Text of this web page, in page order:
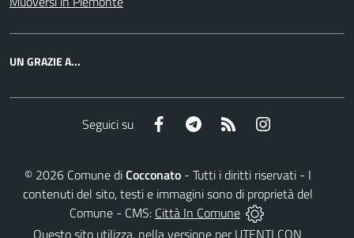
UN GRAZIE A...
Seguici su Facebook Telegram RSS
© 2026Comune diCocconato- Tutti i diritti riservati - I
contenuti del sito, testi e immagini sono di proprietà del
Comune - CMS: Città In Comune